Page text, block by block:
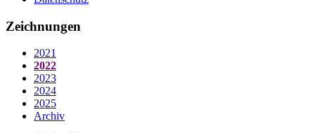
Zeichnungen
2021
2022
2023
2024
2025
Archiv